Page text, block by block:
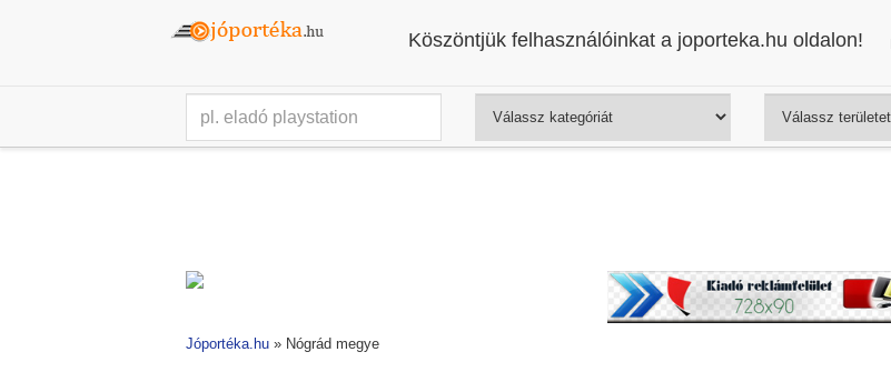
Köszöntjük felhasználóinkat a joporteka.hu oldalon!
Jóportéka.hu » Nógrád megye